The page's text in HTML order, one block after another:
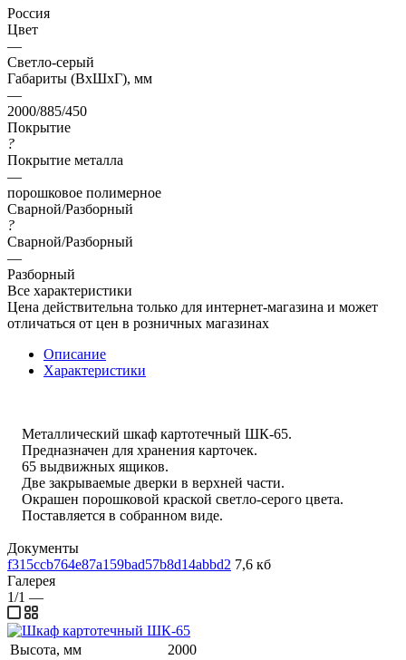
Россия
Цвет
—
Светло-серый
Габариты (ВхШхГ), мм
—
2000/885/450
Покрытие
?
Покрытие металла
—
порошковое полимерное
Сварной/Разборный
?
Сварной/Разборный
—
Разборный
Все характеристики
Цена действительна только для интернет-магазина и может
отличаться от цен в розничных магазинах
Описание
Характеристики
Металлический шкаф картотечный ШК-65.
Предназначен для хранения карточек.
65 выдвижных ящиков.
Две закрываемые дверки в верхней части.
Окрашен порошковой краской светло-серого цвета.
Поставляется в собранном виде.
Документы
f315ccb764e87a159bad57b8d14abbd2 7,6 кб
Галерея
1/1 —
Высота, мм
2000